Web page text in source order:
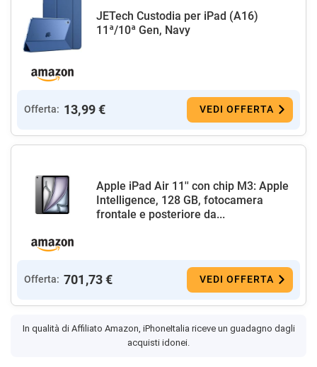
JETech Custodia per iPad (A16)
11ª/10ª Gen, Navy
Offerta: 13,99 € VEDI OFFERTA
Apple iPad Air 11'' con chip M3: Apple
Intelligence, 128 GB, fotocamera
frontale e posteriore da...
Offerta: 701,73 € VEDI OFFERTA
In qualità di Affiliato Amazon, iPhoneItalia riceve un guadagno dagli
acquisti idonei.